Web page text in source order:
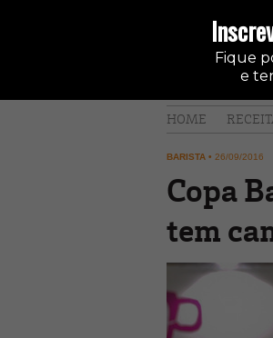
Fique
e
HOME
BARISTA • 26/09/2016
Copa
tem